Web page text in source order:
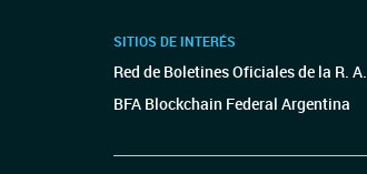
SITIOS DE INTERÉS
Red de Boletines Oficiales de la R. A.
BFA Blockchain Federal Argentina